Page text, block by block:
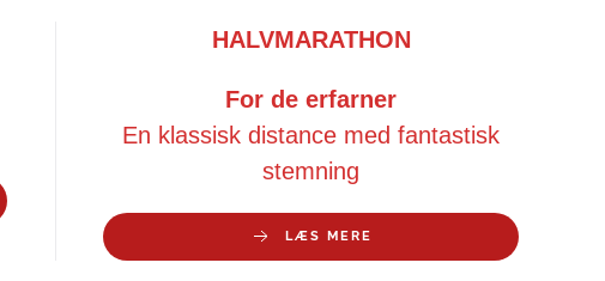
HALVMARATHON
For de erfarner
En klassisk distance med fantastisk
stemning
LÆS MERE